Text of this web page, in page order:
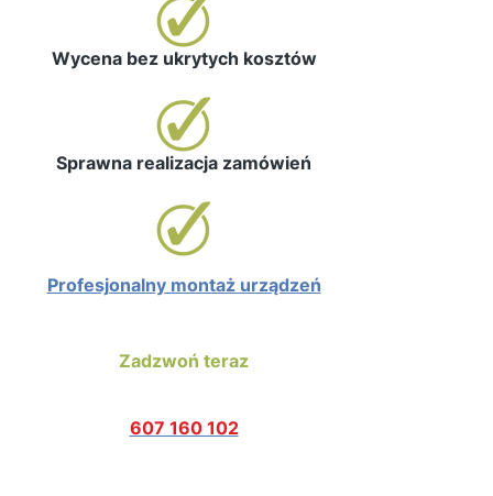
Wycena bez ukrytych kosztów
Sprawna realizacja zamówień
Profesjonalny montaż urządzeń
Zadzwoń teraz
607 160 102